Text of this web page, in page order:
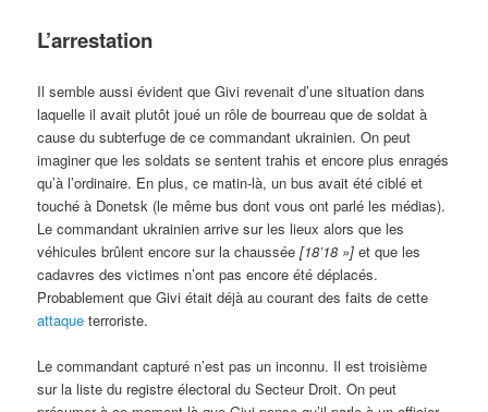
L’arrestation
Il semble aussi évident que Givi revenait d’une situation dans
laquelle il avait plutôt joué un rôle de bourreau que de soldat à
cause du subterfuge de ce commandant ukrainien. On peut
imaginer que les soldats se sentent trahis et encore plus enragés
qu’à l’ordinaire. En plus, ce matin-là, un bus avait été ciblé et
touché à Donetsk (le même bus dont vous ont parlé les médias).
Le commandant ukrainien arrive sur les lieux alors que les
véhicules brûlent encore sur la chaussée[18’18 »] et que les
cadavres des victimes n’ont pas encore été déplacés.
Probablement que Givi était déjà au courant des faits de cette
attaque terroriste.
Le commandant capturé n’est pas un inconnu. Il est troisième
sur la liste du registre électoral du Secteur Droit. On peut